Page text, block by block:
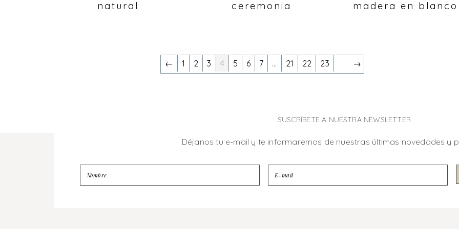
natural
ceremonia
madera en blanco
← 1 2 3 4 5 6 7 … 21 22 23 →
SUSCRÍBETE A NUESTRA NEWSLETTER
Déjanos tu e-mail y te informaremos de nuestras últimas novedades y